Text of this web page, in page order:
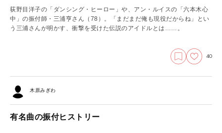
荻野目洋子の「ダンシング・ヒーロー」や、アン・ルイスの「六本木心
中」の振付師・三浦亨さん（78）。「まだまだ俺も現役だからね」とい
う三浦さんが明かす、衝撃を受けた伝説のアイドルとは……。
40
木原みぎわ
有名曲の振付ヒストリー